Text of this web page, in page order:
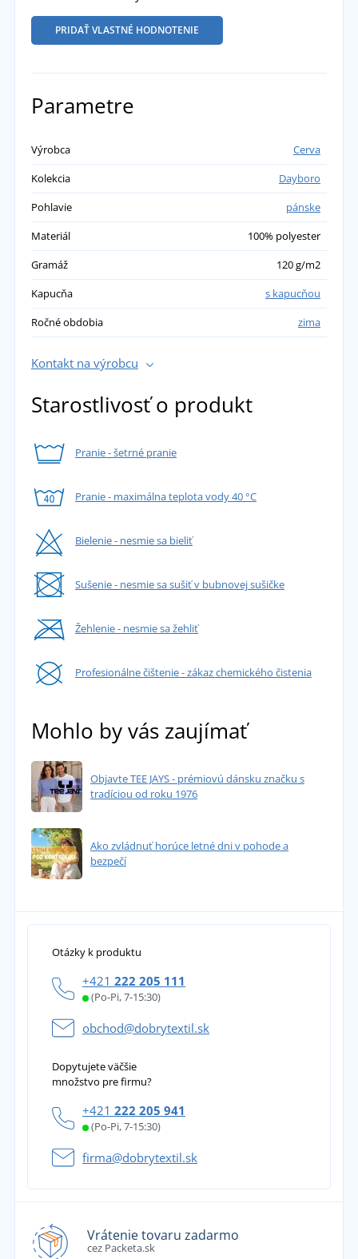
PRIDAŤ VLASTNÉ HODNOTENIE
Parametre
Výrobca
Cerva
Kolekcia
Dayboro
Pohlavie
pánske
Materiál
100% polyester
Gramáž
120 g/m2
Kapucňa
s kapucňou
Ročné obdobia
zima
Kontakt na výrobcu
Starostlivosť o produkt
Pranie - šetrné pranie
Pranie - maximálna teplota vody 40 °C
Bielenie - nesmie sa bieliť
Sušenie - nesmie sa sušiť v bubnovej sušičke
Žehlenie - nesmie sa žehliť
Profesionálne čištenie - zákaz chemického čistenia
Mohlo by vás zaujímať
Objavte TEE JAYS - prémiovú dánsku značku s
tradíciou od roku 1976
Ako zvládnuť horúce letné dni v pohode a
bezpečí
Otázky k produktu
+421 222 205 111
(Po-Pi, 7-15:30)
obchod@dobrytextil.sk
Dopytujete väčšie
množstvo pre firmu?
+421 222 205 941
(Po-Pi, 7-15:30)
firma@dobrytextil.sk
Vrátenie tovaru zadarmo
cez Packeta.sk